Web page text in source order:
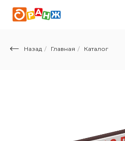
Назад / Главная / Каталог